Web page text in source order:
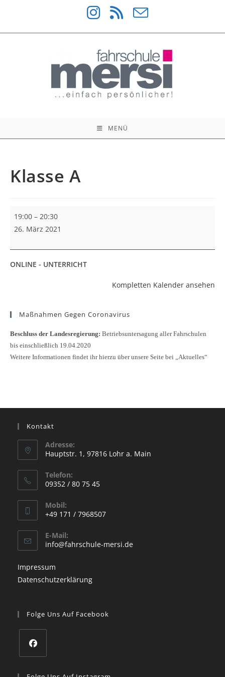
springen
MENÜ
Klasse A
19:00 – 20:30
26. März 2021
ONLINE - UNTERRICHT
Kompletten Kalender ansehen
Maßnahmen Gegen Coronavirus
Beschluss der Landesregierung: Betriebsuntersagung aller Fahrschulen
bis einschließlich 19.04.2020
Weitere Informationen findet ihr hierzu über unsere Seite bei „Aktuelles“
Kontakt
Adresse:
Hauptstr. 1, 97816 Lohr a. Main
in
a
new
tab
Telefon:
09352 / 80 75 45
in
your
application
Mobil:
+49 171 / 7968507
in
your
E-Mail:
info@fahrschule-mersi.deOpens
Impressum
Datenschutzerklärung
Folge Uns Auf Facebook
in